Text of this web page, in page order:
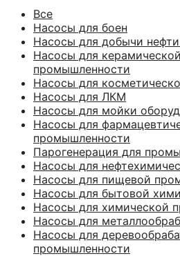
Все
Насосы для боен
Насосы для добычи нефти
Насосы для
промышленности
Насосы для
Насосы для ЛКМ
Насосы для мойки
Насосы для
промышленности
Парогенерация для
Насосы для
Насосы для пищевой
Насосы для бытовой
Насосы для химической
Насосы для
Насосы для
промышленности